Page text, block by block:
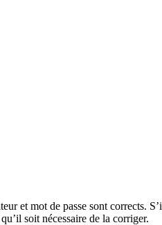
et mot de passe sont corrects.
soit nécessaire de la corriger.